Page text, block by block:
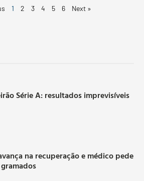
1 2 3 4 5 6 Next »
Série A: resultados imprevisíveis
na recuperação e médico pede